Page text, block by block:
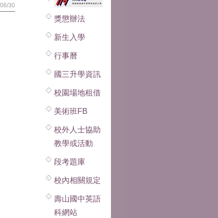
30
獎懲辦法
新生入學
行事曆
國三升學資訊
校園場地租借
美術班FB
校外人士協助
教學或活動
段考題庫
校內相關規定
壽山國中英語
科網站